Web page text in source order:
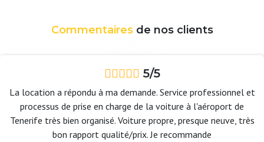
Commentaires de nos clients
5/5
La location a répondu à ma demande. Service professionnel et
processus de prise en charge de la voiture à l'aéroport de
Tenerife très bien organisé. Voiture propre, presque neuve, très
bon rapport qualité/prix. Je recommande